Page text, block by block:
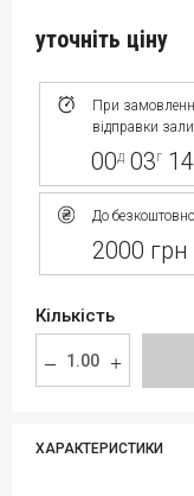
При
відправки
00д 03г 14
До
2000 грн
уточніть ціну
Кількість
ХАРАКТЕРИСТИКИ